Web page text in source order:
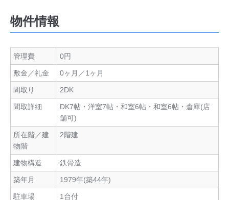
物件情報
管理費 0円
敷金／礼金 0ヶ月／1ヶ月
間取り 2DK
間取詳細
DK7帖・洋室7帖・和室6帖・和室6帖・倉庫(店
舗可)
所在階／建
物階
2階建
建物構造 鉄骨造
築年月 1979年(築44年)
駐車場 1台付